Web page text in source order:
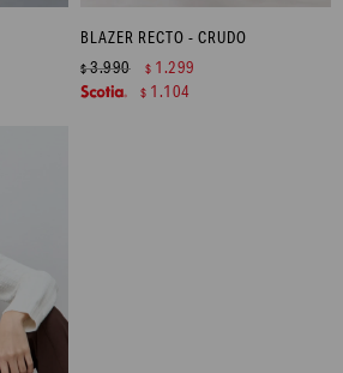
BLAZER RECTO - CRUDO
$3.990 $ 1.299
$ 1.104